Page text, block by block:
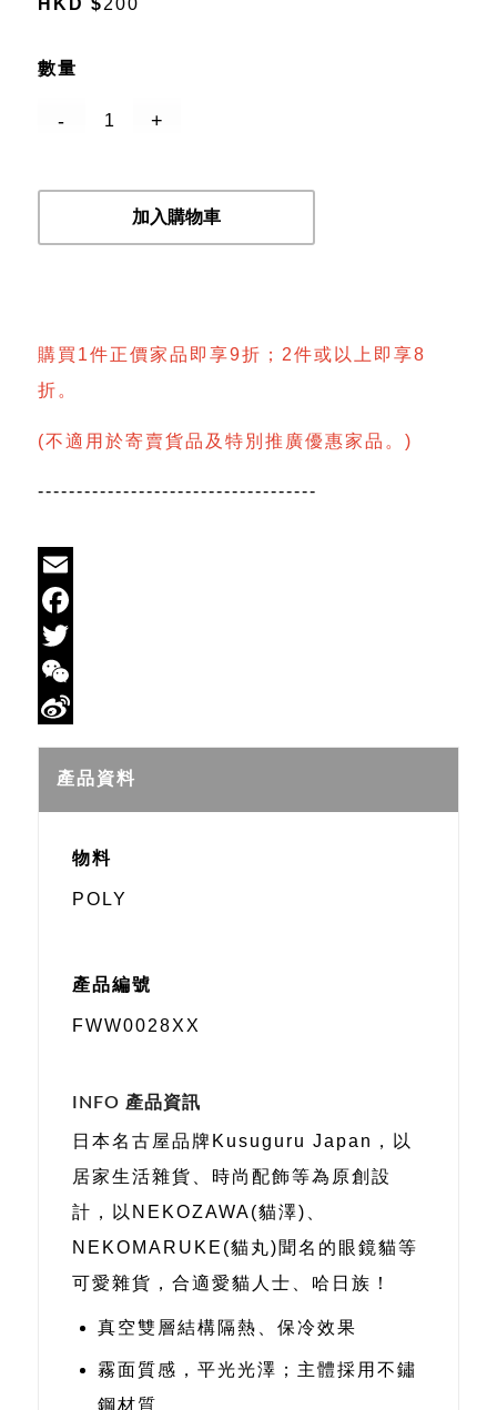
數量
加入購物車
購買1件正價家品即享9折；2件或以上即享8
折。
(不適用於寄賣貨品及特別推廣優惠家品。)
------------------------------------
Email
Facebook
Twitter
WeChat
Weibo
產品資料
物料
POLY
產品編號
FWW0028XX
INFO 產品資訊
日本名古屋品牌Kusuguru Japan，以
居家生活雜貨、時尚配飾等為原創設
計，以NEKOZAWA(貓澤)、
NEKOMARUKE(貓丸)聞名的眼鏡貓等
可愛雜貨，合適愛貓人士、哈日族！
真空雙層結構隔熱、保冷效果
霧面質感，平光光澤；主體採用不鏽
鋼材質